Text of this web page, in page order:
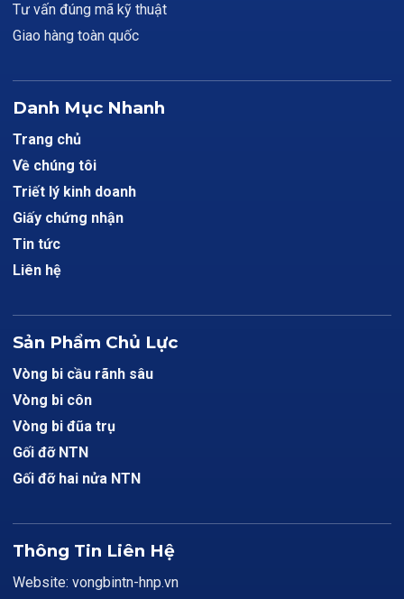
Tư vấn đúng mã kỹ thuật
Giao hàng toàn quốc
Danh Mục Nhanh
Trang chủ
Về chúng tôi
Triết lý kinh doanh
Giấy chứng nhận
Tin tức
Liên hệ
Sản Phẩm Chủ Lực
Vòng bi cầu rãnh sâu
Vòng bi côn
Vòng bi đũa trụ
Gối đỡ NTN
Gối đỡ hai nửa NTN
Thông Tin Liên Hệ
Website: vongbintn-hnp.vn